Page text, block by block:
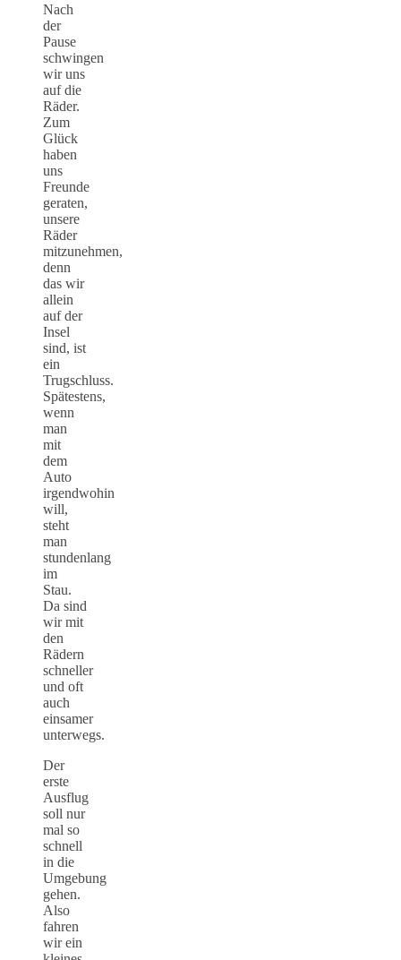
Nach
der
Pause
schwingen
wir uns
auf die
Räder.
Zum
Glück
haben
uns
Freunde
geraten,
unsere
Räder
mitzunehmen,
denn
das wir
allein
auf der
Insel
sind, ist
ein
Trugschluss.
Spätestens,
wenn
man
mit
dem
Auto
irgendwohin
will,
steht
man
stundenlang
im
Stau.
Da sind
wir mit
den
Rädern
schneller
und oft
auch
einsamer
unterwegs.
Der
erste
Ausflug
soll nur
mal so
schnell
in die
Umgebung
gehen.
Also
fahren
wir ein